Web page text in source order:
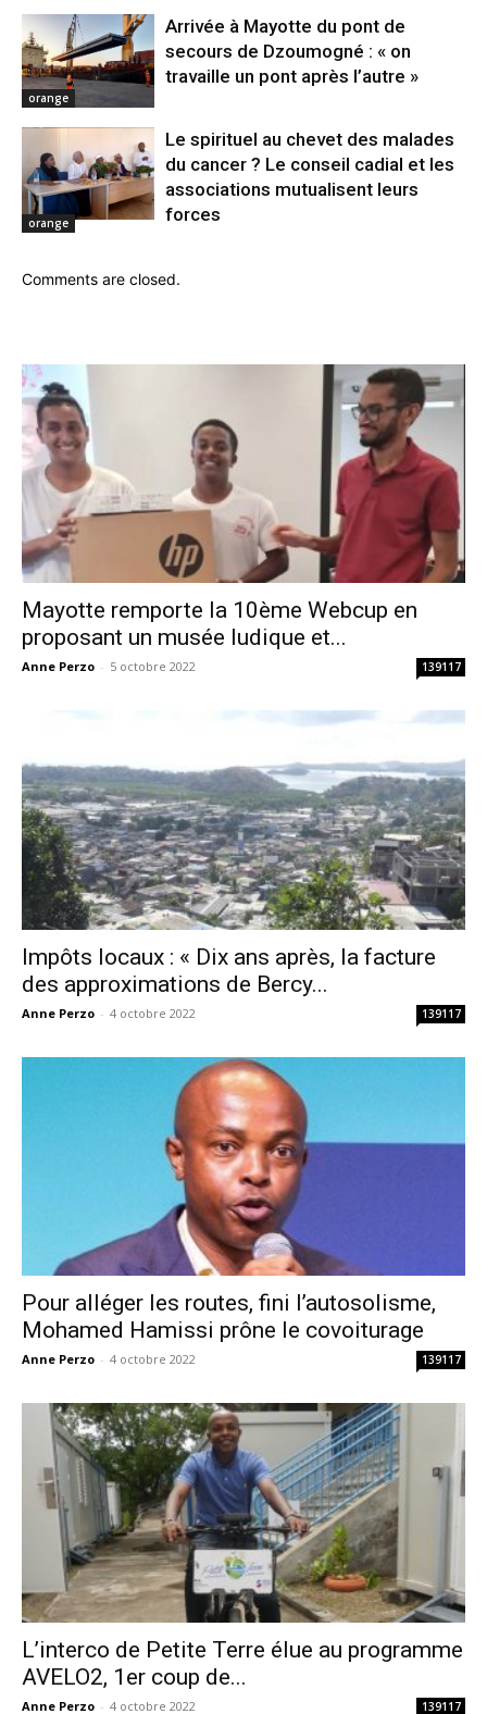
orange
Arrivée à Mayotte du pont de
secours de Dzoumogné : « on
travaille un pont après l’autre »
orange
Le spirituel au chevet des malades
du cancer ? Le conseil cadial et les
associations mutualisent leurs
forces
Comments are closed.
Mayotte remporte la 10ème Webcup en
proposant un musée ludique et...
Anne Perzo - 5 octobre 2022 139117
Impôts locaux : « Dix ans après, la facture
des approximations de Bercy...
Anne Perzo - 4 octobre 2022 139117
Pour alléger les routes, fini l’autosolisme,
Mohamed Hamissi prône le covoiturage
Anne Perzo - 4 octobre 2022 139117
L’interco de Petite Terre élue au programme
AVELO2, 1er coup de...
Anne Perzo - 4 octobre 2022 139117